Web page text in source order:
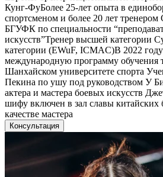
Кунг-ФуБолее 25-лет опыта в
спортсменом и более 20 лет
БГУФК по специальности
искусств”Тренер высшей категории
категории (EWuF, ICMAC)В 2022
международную программу обучения
Шанхайском университете спорта
Пекина по ушу под руководством У
актера и мастера боевых искусств
шифу включен в зал славы китайских
качестве мастера
Консультация